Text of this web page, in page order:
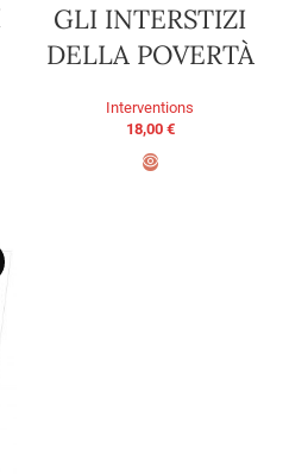
GLI INTERSTIZI
DELLA POVERTÀ
Interventions
18,00 €